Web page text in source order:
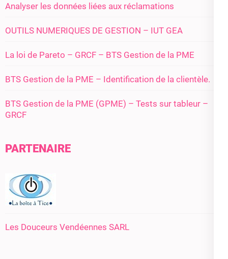
Analyser les données liées aux réclamations
OUTILS NUMERIQUES DE GESTION – IUT GEA
La loi de Pareto – GRCF – BTS Gestion de la PME
BTS Gestion de la PME – Identification de la clientèle.
BTS Gestion de la PME (GPME) – Tests sur tableur –
GRCF
PARTENAIRE
Les Douceurs Vendéennes SARL